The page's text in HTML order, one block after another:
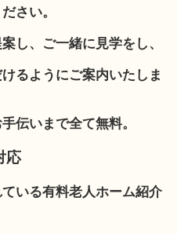
さい。
し、 ご一緒に見学をし、
るようにご案内いたしま
伝いまで全て無料。
応
いる有料老人ホーム紹介